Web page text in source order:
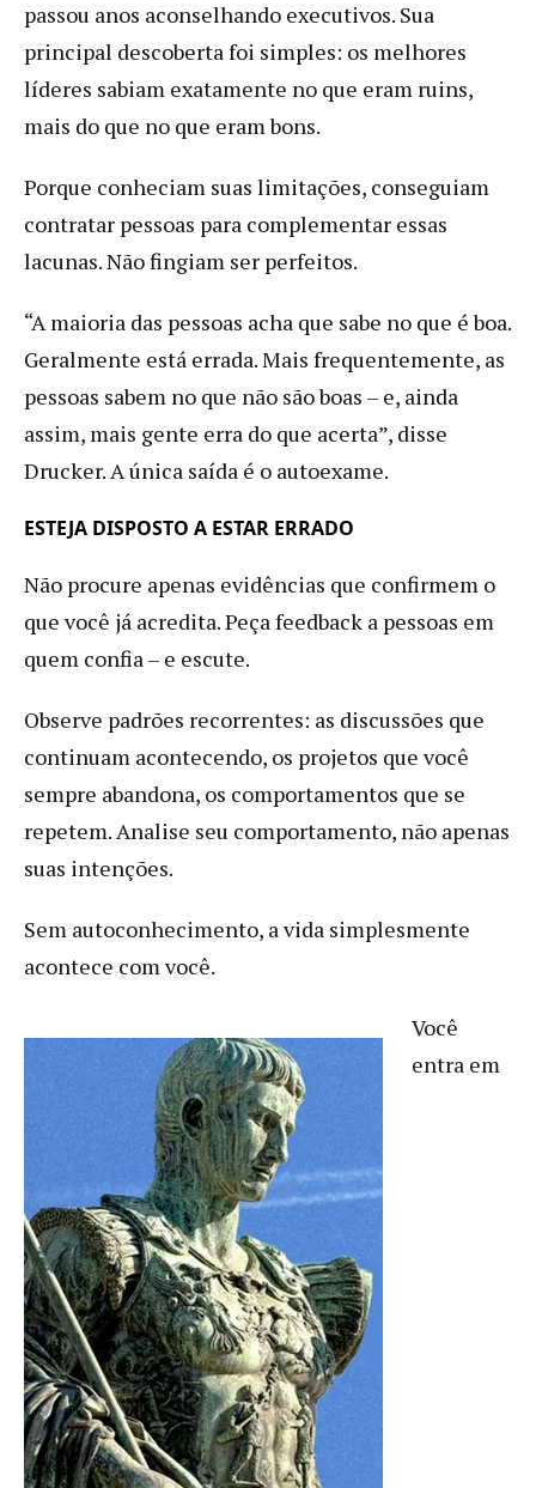
passou anos aconselhando executivos. Sua
principal descoberta foi simples: os melhores
líderes sabiam exatamente no que eram ruins,
mais do que no que eram bons.
Porque conheciam suas limitações, conseguiam
contratar pessoas para complementar essas
lacunas. Não fingiam ser perfeitos.
“A maioria das pessoas acha que sabe no que é boa.
Geralmente está errada. Mais frequentemente, as
pessoas sabem no que não são boas – e, ainda
assim, mais gente erra do que acerta”, disse
Drucker. A única saída é o autoexame.
ESTEJA DISPOSTO A ESTAR ERRADO
Não procure apenas evidências que confirmem o
que você já acredita. Peça feedback a pessoas em
quem confia – e escute.
Observe padrões recorrentes: as discussões que
continuam acontecendo, os projetos que você
sempre abandona, os comportamentos que se
repetem. Analise seu comportamento, não apenas
suas intenções.
Sem autoconhecimento, a vida simplesmente
acontece com você.
Você
entra em